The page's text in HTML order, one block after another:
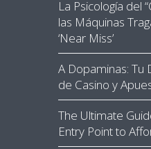
La Psicología del
las Máquinas
‘Near Miss’
A Dopaminas: Tu
de Casino y
The Ultimate
Entry Point to